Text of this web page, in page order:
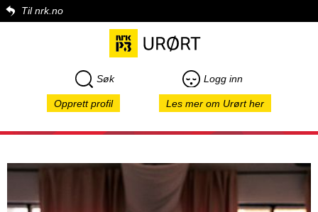
Til nrk.no
Søk Logg inn
Opprett profil Les mer om Urørt her